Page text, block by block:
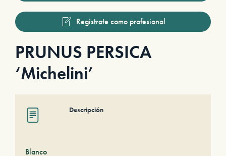
Regístrate como profesional
PRUNUS PERSICA
‘Michelini’
Descripción
Blanco